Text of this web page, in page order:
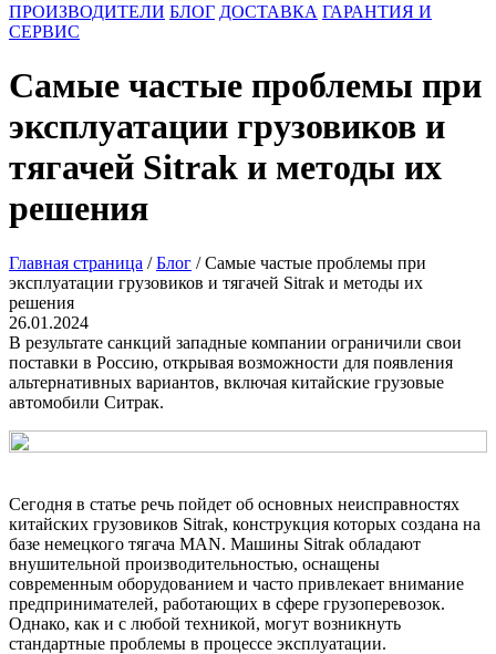
ПРОИЗВОДИТЕЛИ БЛОГ ДОСТАВКА ГАРАНТИЯ И
СЕРВИС
Самые частые проблемы при
эксплуатации грузовиков и
тягачей Sitrak и методы их
решения
Главная страница /Блог /Самые частые проблемы при
эксплуатации грузовиков и тягачей Sitrak и методы их
решения
26.01.2024
В результате санкций западные компании ограничили свои
поставки в Россию, открывая возможности для появления
альтернативных вариантов, включая китайские грузовые
автомобили Ситрак.
Сегодня в статье речь пойдет об основных неисправностях
китайских грузовиков Sitrak, конструкция которых создана на
базе немецкого тягача MAN. Машины Sitrak обладают
внушительной производительностью, оснащены
современным оборудованием и часто привлекает внимание
предпринимателей, работающих в сфере грузоперевозок.
Однако, как и с любой техникой, могут возникнуть
стандартные проблемы в процессе эксплуатации.